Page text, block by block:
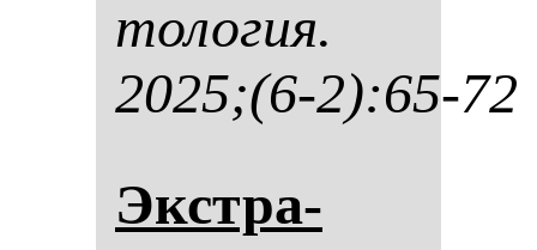
то­ло­гия.
2025;(6-2):65-72
Экстра­